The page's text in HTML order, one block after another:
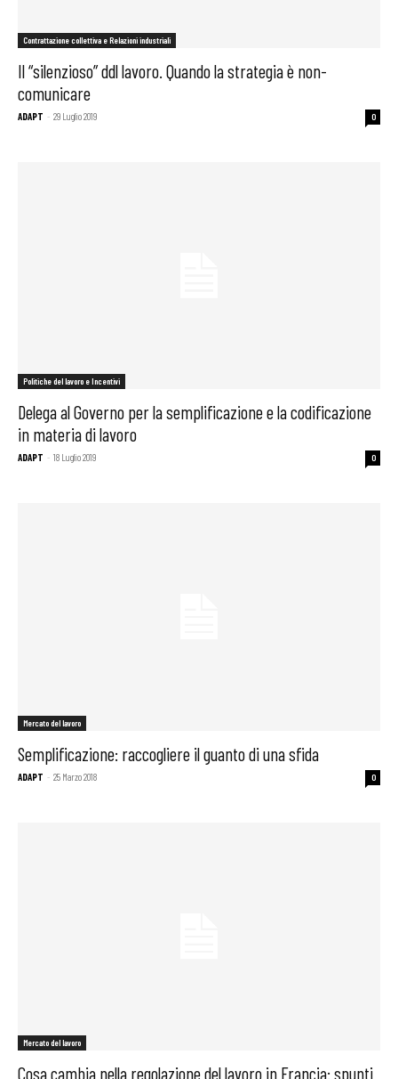
Contrattazione collettiva e Relazioni industriali
Il “silenzioso” ddl lavoro. Quando la strategia è non-
comunicare
ADAPT - 29 Luglio 2019 0
Politiche del lavoro e Incentivi
Delega al Governo per la semplificazione e la codificazione
in materia di lavoro
ADAPT - 18 Luglio 2019 0
Mercato del lavoro
Semplificazione: raccogliere il guanto di una sfida
ADAPT - 25 Marzo 2018 0
Mercato del lavoro
Cosa cambia nella regolazione del lavoro in Francia: spunti